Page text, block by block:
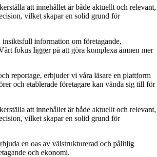
att innehållet är både aktuellt och relevant,
vilket skapar en solid grund för
insiktsfull information om företagande,
fokus ligger på att göra komplexa ämnen mer
reportage, erbjuder vi våra läsare en plattform
och etablerade företagare kan vända sig till för
att innehållet är både aktuellt och relevant,
vilket skapar en solid grund för
en oas av välstrukturerad och pålitlig
och ekonomi.